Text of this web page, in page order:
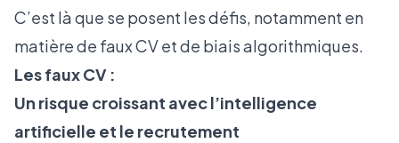
C’est là que se posent les défis, notamment en
matière de faux CV et de biais algorithmiques.
Les faux CV :
Un risque croissant avec l’intelligence
artificielle et le recrutement